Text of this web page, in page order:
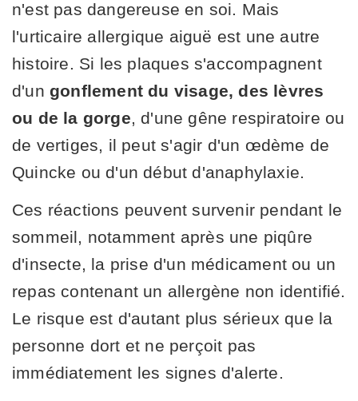
n'est pas dangereuse en soi. Mais
l'urticaire allergique aiguë est une autre
histoire. Si les plaques s'accompagnent
d'un gonflement du visage, des lèvres
ou de la gorge , d'une gêne respiratoire ou
de vertiges, il peut s'agir d'un œdème de
Quincke ou d'un début d'anaphylaxie.
Ces réactions peuvent survenir pendant le
sommeil, notamment après une piqûre
d'insecte, la prise d'un médicament ou un
repas contenant un allergène non identifié.
Le risque est d'autant plus sérieux que la
personne dort et ne perçoit pas
immédiatement les signes d'alerte.